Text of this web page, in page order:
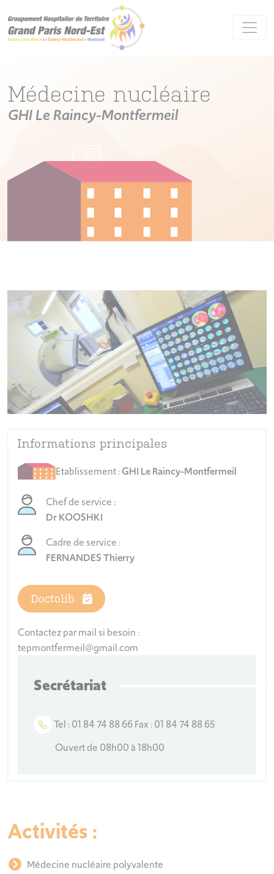
Médecine nucléaire
GHI Le Raincy-Montfermeil
Informations principales
Etablissement :GHI Le Raincy-Montfermeil
Chef de service :
Dr KOOSHKI
Cadre de service :
FERNANDES Thierry
Doctolib
Contactez par mail si besoin :
tepmontfermeil@gmail.com
Secrétariat
Tel : 01 84 74 88 66 Fax : 01 84 74 88 65
Ouvert de 08h00 à 18h00
Activités :
Médecine nucléaire polyvalente
Panneau de gestion des cookies